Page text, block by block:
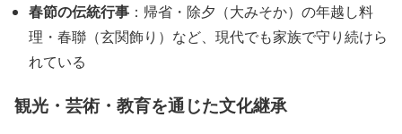
春節の伝統行事 ：帰省・除夕（大みそか）の年越し料
理・春聯（玄関飾り）など、現代でも家族で守り続けら
れている
観光・芸術・教育を通じた文化継承